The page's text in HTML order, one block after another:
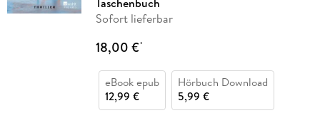
Taschenbuch
Sofort lieferbar
18,00 €*
eBook epub
12,99 €
Hörbuch Download
5,99 €